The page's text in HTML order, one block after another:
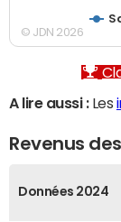
© JDN 2026
A lire aussi :Les
Revenus
Données 2024